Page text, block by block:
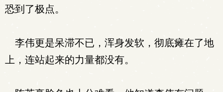
恐到了极点。
李伟更是呆滞不已，浑身发软，彻底瘫在了地
上，连站起来的力量都没有。